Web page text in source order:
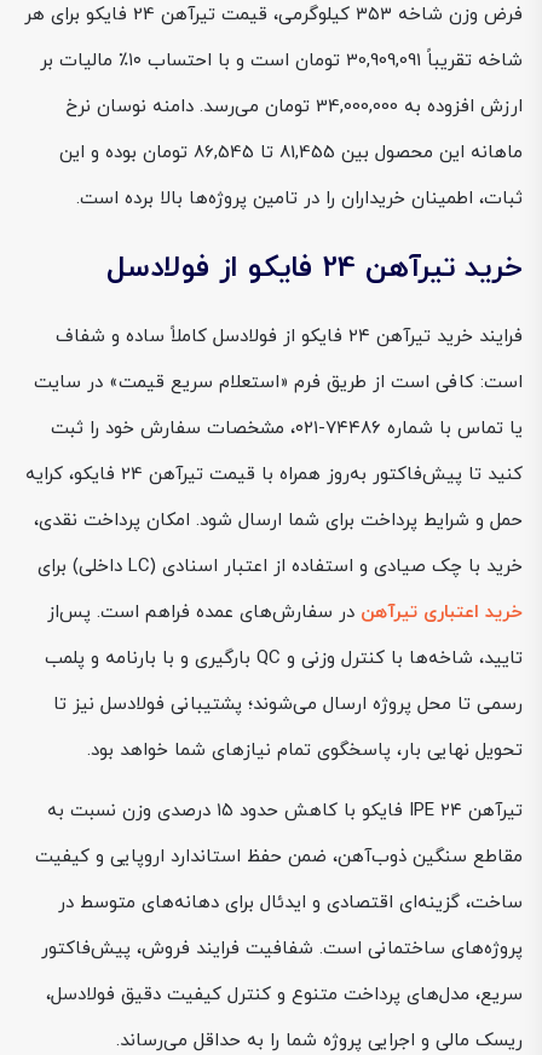
فرض وزن شاخه ۳۵۳ کیلوگرمی، قیمت تیرآهن 24 فایکو برای هر
شاخه تقریباً 30,909,091 تومان است و با احتساب ۱۰٪ مالیات بر
ارزش افزوده به 34,000,000 تومان می‌رسد. دامنه نوسان نرخ
ماهانه این محصول بین 81,455 تا 86,545 تومان بوده و این
ثبات، اطمینان خریداران را در تامین پروژه‌ها بالا برده است.
خرید تیرآهن 24 فایکو از فولادسل
فرایند خرید تیرآهن ۲۴ فایکو از فولادسل کاملاً ساده و شفاف
است: کافی است از طریق فرم «استعلام سریع قیمت» در سایت
یا تماس با شماره ۷۴۴۸۶-۰۲۱، مشخصات سفارش خود را ثبت
کنید تا پیش‌فاکتور به‌روز همراه با قیمت تیرآهن 24 فایکو، کرایه
حمل و شرایط پرداخت برای شما ارسال شود. امکان پرداخت نقدی،
خرید با چک صیادی و استفاده از اعتبار اسنادی (LC داخلی) برای
خرید اعتباری تیرآهن در سفارش‌های عمده فراهم است. پس‌از
تایید، شاخه‌ها با کنترل وزنی و QC بارگیری و با بارنامه و پلمب
رسمی تا محل پروژه ارسال می‌شوند؛ پشتیبانی فولادسل نیز تا
تحویل نهایی بار، پاسخگوی تمام نیازهای شما خواهد بود.
تیرآهن IPE ۲۴ فایکو با کاهش حدود ۱۵ درصدی وزن نسبت به
مقاطع سنگین ذوب‌آهن، ضمن حفظ استاندارد اروپایی و کیفیت
ساخت، گزینه‌ای اقتصادی و ایدئال برای دهانه‌های متوسط در
پروژه‌های ساختمانی است. شفافیت فرایند فروش، پیش‌فاکتور
سریع، مدل‌های پرداخت متنوع و کنترل کیفیت دقیق فولادسل،
ریسک مالی و اجرایی پروژه شما را به حداقل می‌رساند.